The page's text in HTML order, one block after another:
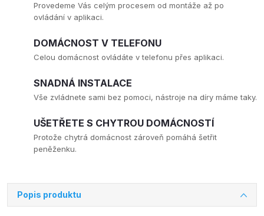
Provedeme Vás celým procesem od montáže až po
ovládání v aplikaci.
DOMÁCNOST V TELEFONU
Celou domácnost ovládáte v telefonu přes aplikaci.
SNADNÁ INSTALACE
Vše zvládnete sami bez pomoci, nástroje na díry máme taky.
UŠETŘETE S CHYTROU DOMÁCNOSTÍ
Protože chytrá domácnost zároveň pomáhá šetřit
peněženku.
Popis produktu